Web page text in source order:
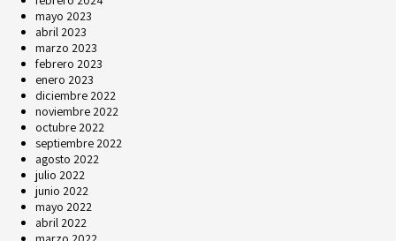
mayo 2023
abril 2023
marzo 2023
febrero 2023
enero 2023
diciembre 2022
noviembre 2022
octubre 2022
septiembre 2022
agosto 2022
julio 2022
junio 2022
mayo 2022
abril 2022